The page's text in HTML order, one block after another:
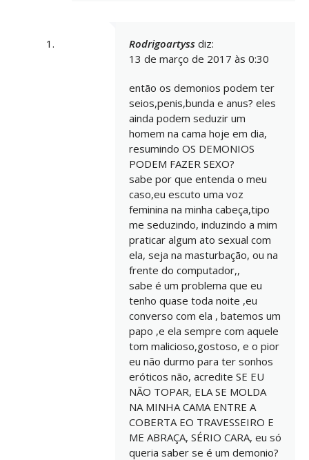
Rodrigoartyss diz:
13 de março de 2017 às 0:30
então os demonios podem ter
seios,penis,bunda e anus? eles
ainda podem seduzir um
homem na cama hoje em dia,
resumindo OS DEMONIOS
PODEM FAZER SEXO?
sabe por que entenda o meu
caso,eu escuto uma voz
feminina na minha cabeça,tipo
me seduzindo, induzindo a mim
praticar algum ato sexual com
ela, seja na masturbação, ou na
frente do computador,,
sabe é um problema que eu
tenho quase toda noite ,eu
converso com ela , batemos um
papo ,e ela sempre com aquele
tom malicioso,gostoso, e o pior
eu não durmo para ter sonhos
eróticos não, acredite SE EU
NÃO TOPAR, ELA SE MOLDA
NA MINHA CAMA ENTRE A
COBERTA EO TRAVESSEIRO E
ME ABRAÇA, SÉRIO CARA, eu só
queria saber se é um demonio?